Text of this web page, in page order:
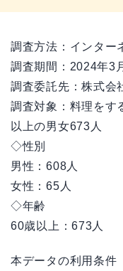
調査方法：インター
調査期間：2024年3
調査委託先：株式会
調査対象：料理をす
以上の男女673人
◇性別
男性：608人
女性：65人
◇年齢
60歳以上：673人
本データの利用条件